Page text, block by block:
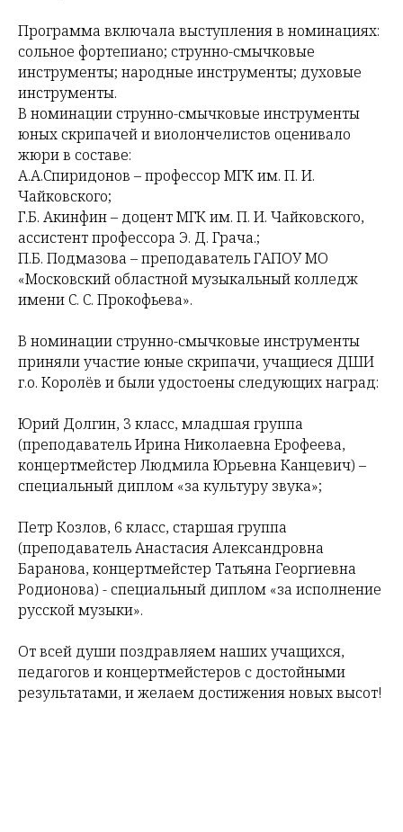
Программа включала выступления в номинациях:
сольное фортепиано; струнно-смычковые
инструменты; народные инструменты; духовые
инструменты.
В номинации струнно-смычковые инструменты
юных скрипачей и виолончелистов оценивало
жюри в составе:
А.А.Спиридонов – профессор МГК им. П. И.
Чайковского;
Г.Б. Акинфин – доцент МГК им. П. И. Чайковского,
ассистент профессора Э. Д. Грача.;
П.Б. Подмазова – преподаватель ГАПОУ МО
«Московский областной музыкальный колледж
имени С. С. Прокофьева».
В номинации струнно-смычковые инструменты
приняли участие юные скрипачи, учащиеся ДШИ
г.о. Королёв и были удостоены следующих наград:
Юрий Долгин, 3 класс, младшая группа
(преподаватель Ирина Николаевна Ерофеева,
концертмейстер Людмила Юрьевна Канцевич) –
специальный диплом «за культуру звука»;
Петр Козлов, 6 класс, старшая группа
(преподаватель Анастасия Александровна
Баранова, концертмейстер Татьяна Георгиевна
Родионова) - специальный диплом «за исполнение
русской музыки».
От всей души поздравляем наших учащихся,
педагогов и концертмейстеров с достойными
результатами, и желаем достижения новых высот!